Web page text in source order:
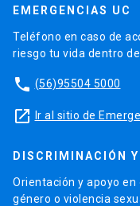
EMERGENCIAS UC
Teléfono en caso de
riesgo tu vida dentro
phone (56)95504 5000
launch Ir al sitio de
DISCRIMINACIÓN
Orientación y apoyo
género o violencia